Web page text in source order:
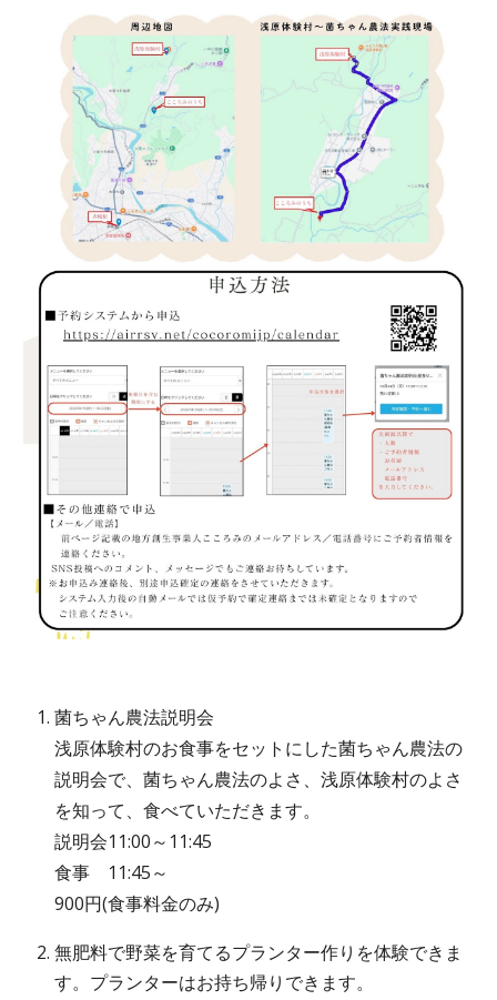
菌ちゃん農法説明会
浅原体験村のお食事をセットにした菌ちゃん農法の
説明会で、菌ちゃん農法のよさ、浅原体験村のよさ
を知って、食べていただきます。
説明会11:00～11:45
食事 11:45～
900円(食事料金のみ)
無肥料で野菜を育てるプランター作りを体験できま
す。プランターはお持ち帰りできます。